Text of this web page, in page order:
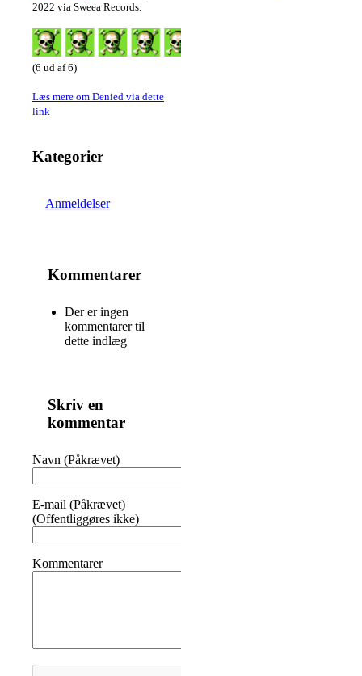
2022 via Sweea Records.
(6 ud af 6)
Læs mere om Denied via dette
link
Kategorier
Anmeldelser
Kommentarer
Der er ingen
kommentarer til
dette indlæg
Skriv en
kommentar
Navn (Påkrævet)
E-mail (Påkrævet)
(Offentliggøres ikke)
Kommentarer